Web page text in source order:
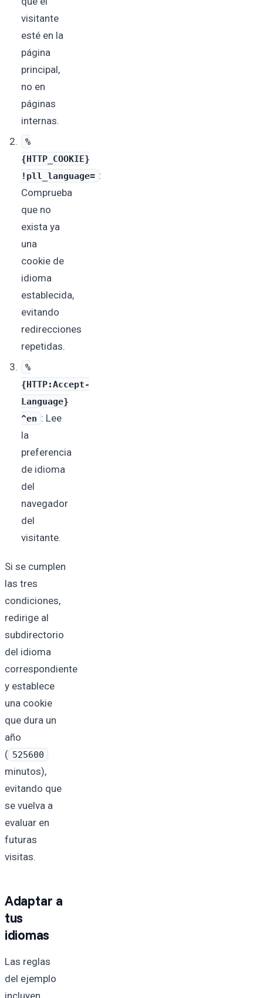
visitante
esté en la
página
principal,
no en
páginas
internas.
%
{HTTP_COOKIE}
!pll_language= :
Comprueba
que no
exista ya
una
cookie de
idioma
establecida,
evitando
redirecciones
repetidas.
%
{HTTP:Accept-
Language}
^en : Lee
la
preferencia
de idioma
del
navegador
del
visitante.
Si se cumplen
las tres
condiciones,
redirige al
subdirectorio
del idioma
correspondiente
y establece
una cookie
que dura un
año
( 525600
minutos),
evitando que
se vuelva a
evaluar en
futuras
visitas.
Adaptar a
tus
idiomas
Las reglas
del ejemplo
incluyen